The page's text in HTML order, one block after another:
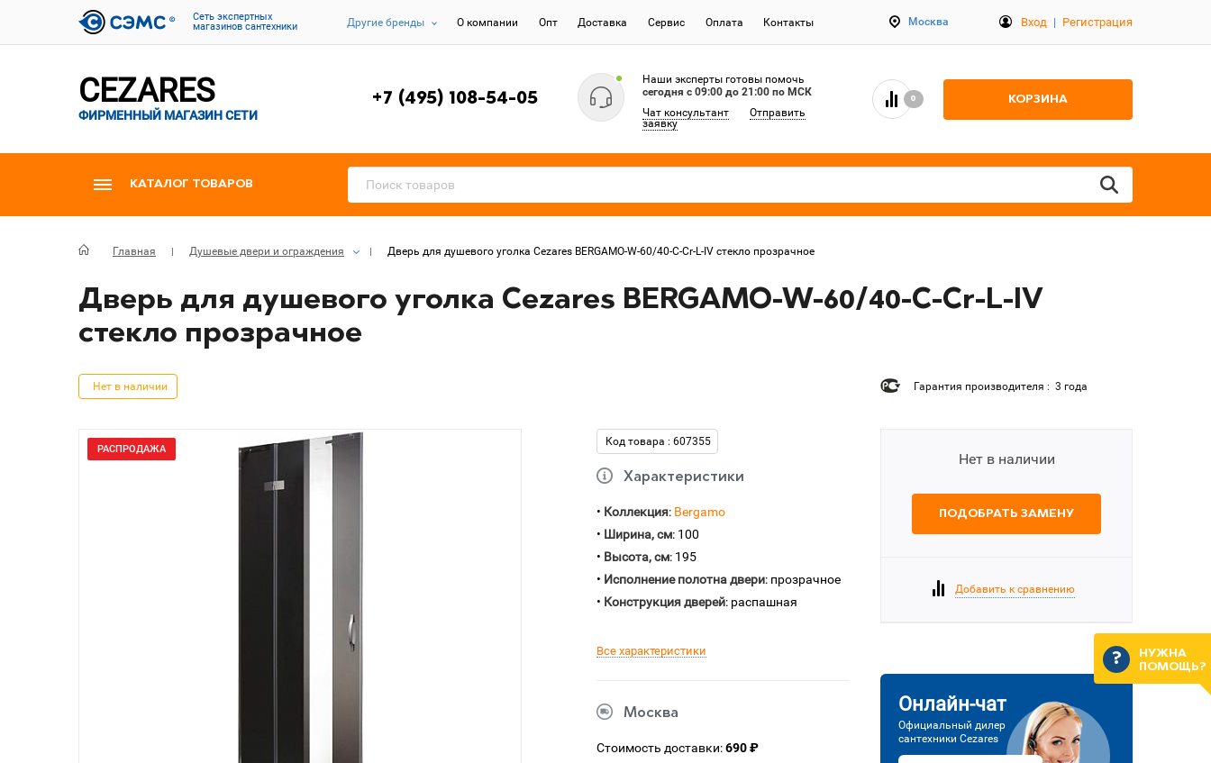
Cеть экспертных
магазинов сантехники
Другие бренды О компании Опт Доставка Сервис Оплата Контакты Москва Вход | Регистрация
CEZARES
ФИРМЕННЫЙ МАГАЗИН СЕТИ
+7 (495) 108-54-05
Наши эксперты готовы помочь
сегодня c 09:00 до 21:00 по МСК
Чат консультант
Отправить
заявку
0 КОРЗИНА
КАТАЛОГ ТОВАРОВ
Главная Душевые двери и ограждения Дверь для душевого уголка Cezares BERGAMO-W-60/40-C-Cr-L-IV стекло прозрачное
Дверь для душевого уголка Cezares BERGAMO-W-60/40-C-Cr-L-IV
стекло прозрачное
Нет в наличии Гарантия производителя : 3 года
РАСПРОДАЖА
Код товара : 607355
Характеристики
• Коллекция: Bergamo
• Ширина, см: 100
• Высота, см: 195
• Исполнение полотна двери: прозрачное
• Конструкция дверей: распашная
Все характеристики
Москва
Стоимость доставки:690 ₽
Нет в наличии
ПОДОБРАТЬ ЗАМЕНУ
Добавить к сравнению
Онлайн-чат
Официальный дилер
сантехники Cezares
НУЖНА
ПОМОЩЬ?